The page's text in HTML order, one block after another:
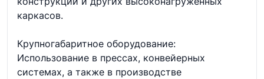
каркасов.
Крупногабаритное оборудование:
Использование в прессах, конвейерных
системах, а также в производстве